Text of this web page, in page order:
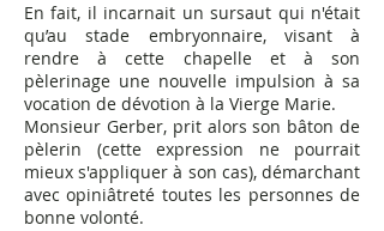
En fait, il incarnait un sursaut qui n'était
qu’au stade embryonnaire, visant à
rendre à cette chapelle et à son
pèlerinage une nouvelle impulsion à sa
vocation de dévotion à la Vierge Marie.
Monsieur Gerber, prit alors son bâton de
pèlerin (cette expression ne pourrait
mieux s'appliquer à son cas), démarchant
avec opiniâtreté toutes les personnes de
bonne volonté.